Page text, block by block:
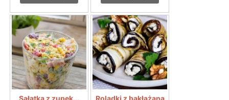
Sałatka z zupek...
Roladki z bakłażana